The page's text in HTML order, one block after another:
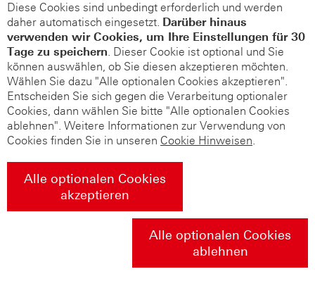
Diese Cookies sind unbedingt erforderlich und werden
daher automatisch eingesetzt. Darüber hinaus
verwenden wir Cookies, um Ihre Einstellungen für 30
Tage zu speichern. Dieser Cookie ist optional und Sie
können auswählen, ob Sie diesen akzeptieren möchten.
Wählen Sie dazu "Alle optionalen Cookies akzeptieren".
Entscheiden Sie sich gegen die Verarbeitung optionaler
Cookies, dann wählen Sie bitte "Alle optionalen Cookies
ablehnen". Weitere Informationen zur Verwendung von
Cookies finden Sie in unseren Cookie Hinweisen.
Alle optionalen Cookies
akzeptieren
Alle optionalen Cookies
ablehnen